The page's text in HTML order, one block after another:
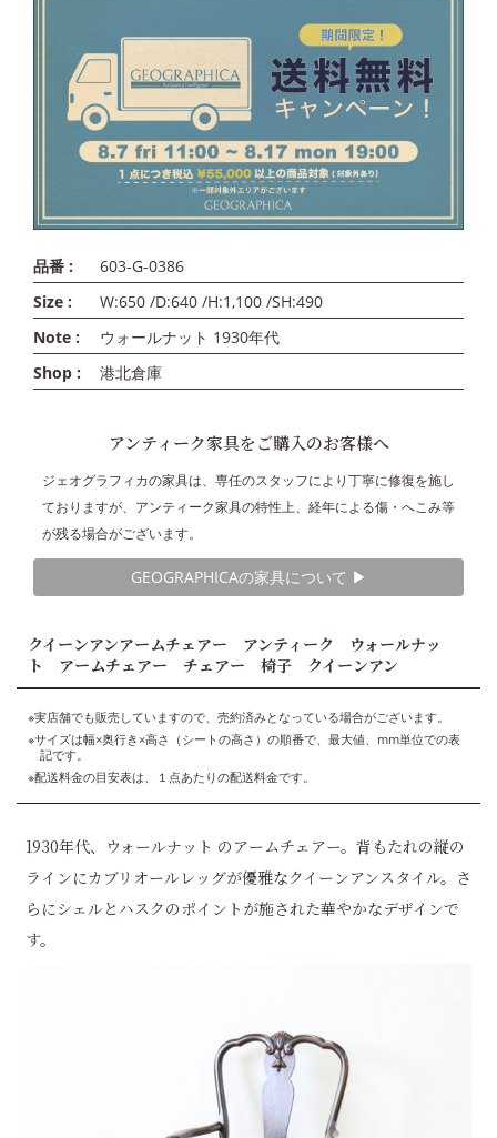
品番 :
603-G-0386
Size :
W:650 /D:640 /H:1,100 /SH:490
Note :
ウォールナット 1930年代
Shop :
港北倉庫
アンティーク家具をご購入のお客様へ
ジェオグラフィカの家具は、専任のスタッフにより丁寧に修復を施し
ておりますが、アンティーク家具の特性上、経年による傷・へこみ等
が残る場合がございます。
GEOGRAPHICAの家具について ▶︎
クイーンアンアームチェアー アンティーク ウォールナッ
ト アームチェアー チェアー 椅子 クイーンアン
※実店舗でも販売していますので、売約済みとなっている場合がございます。
※サイズは幅×奥行き×高さ（シートの高さ）の順番で、最大値、mm単位での表
記です。
※配送料金の目安表は、１点あたりの配送料金です。
1930年代、ウォールナット のアームチェアー。背もたれの縦の
ラインにカブリオールレッグが優雅なクイーンアンスタイル。さ
らにシェルとハスクのポイントが施された華やかなデザインで
す。